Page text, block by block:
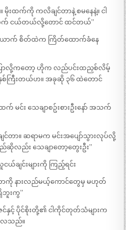
မိုးထက်ကို ကလိချင်တာနဲ့ စမနေနဲ့။ ငါ
က် ငယ်တယ်လို့တောင် ထင်တယ်”
ောက် စိတ်ထဲက ကြိတ်ထောက်ခံနေ
ြောလို့ကတော့ ဟိုက လည်ပင်းထညှစ်လိမ့်
ကြီးတယ်ဟ။ အခုဆို ၃၆ ထဲတောင်
မင်း သေချာစဥ်းစားဦးနော် အသက်
င်တာ။ ဆရာမက မင်းအပျော်သွားလုပ်လို့
လည်း သေချာတော့တွေးဦး”
ချင်းများကို ကြည့်ရင်း
ာကို နားလည်မယ့်ကောင်တွေမှ မဟုတ်
ဘူးကွ”
ဇင်နှင့် ပိုင်စိုးတို့၏ ငါကိုင်တုတ်သံများက
သည်။